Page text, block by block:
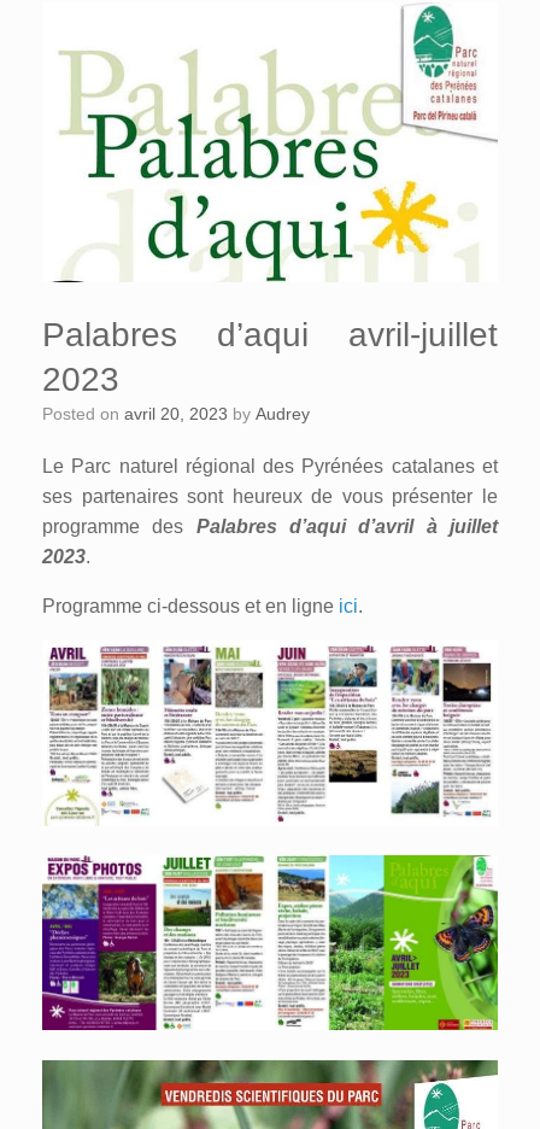
Palabres d’aqui avril-juillet
2023
Posted on avril 20, 2023 by Audrey
Le Parc naturel régional des Pyrénées catalanes et
ses partenaires sont heureux de vous présenter le
programme des Palabres d’aqui d’avril à juillet
2023.
Programme ci-dessous et en ligne ici.